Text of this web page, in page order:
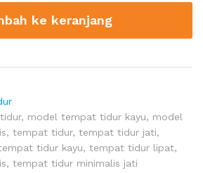
ke keranjang
, model tempat tidur kayu, model
, tempat tidur, tempat tidur jati,
tidur kayu, tempat tidur lipat,
, tempat tidur minimalis jati